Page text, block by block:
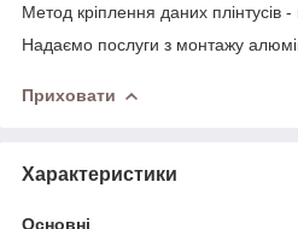
Метод кріплення даних плінтусів -
Надаємо послуги з монтажу
Приховати
Характеристики
Основні